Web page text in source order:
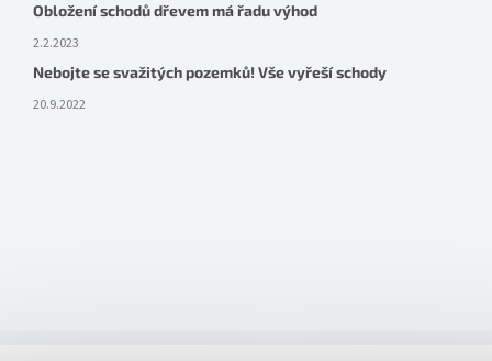
Obložení schodů dřevem má řadu výhod
2.2.2023
Nebojte se svažitých pozemků! Vše vyřeší schody
20.9.2022